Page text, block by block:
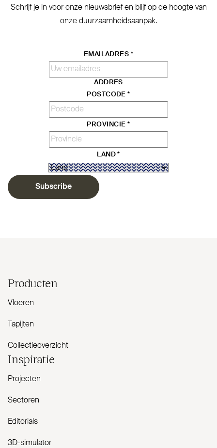
Schrijf je in voor onze nieuwsbrief en blijf op de hoogte van
onze duurzaamheidsaanpak.
EMAILADRES *
ADDRES
POSTCODE*
PROVINCIE*
LAND*
Subscribe
Producten
Vloeren
Tapijten
Collectieoverzicht
Inspiratie
Projecten
Sectoren
Editorials
3D-simulator